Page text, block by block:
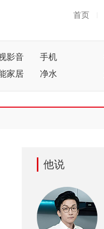
首页
影音
手机
家居 净水
他说